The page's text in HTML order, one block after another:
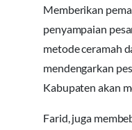
Memberikan
penyampaian
metode ceramah
mendengarkan
Kabupaten akan
Farid, juga